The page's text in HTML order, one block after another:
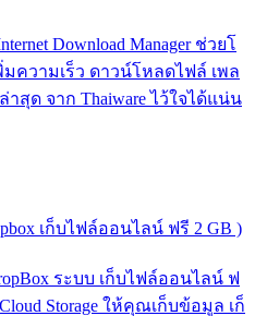
Download Manager ช่วยโ
มความเร็ว ดาวน์โหลดไฟล์ เพล
สุด จาก Thaiware ไว้ใจได้แน่น
เก็บไฟล์ออนไลน์ ฟรี 2 GB )
ระบบ เก็บไฟล์ออนไลน์ ฟ
Storage ให้คุณเก็บข้อมูล เก็